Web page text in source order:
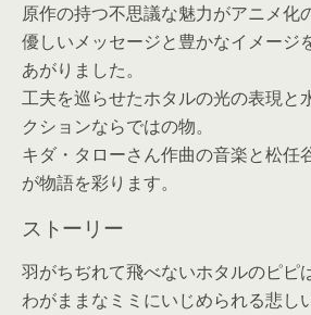
原作の持つ不思議な魅力がアニメ化
優しいメッセージと豊かなイメージ
あがりました。
工夫を巡らせたホタルの光の表現と
クションならではの物。
キダ・タローさん作曲の音楽と松任
が物語を彩ります。
ストーリー
羽がちぢれて飛べないホタルのピピ
わがままなミミにいじめられる悲し